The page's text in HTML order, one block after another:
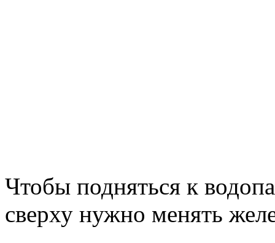
Чтобы подняться к
сверху нужно менять